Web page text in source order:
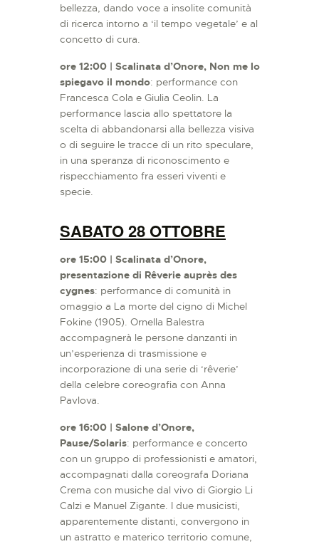
bellezza, dando voce a insolite comunità
di ricerca intorno a ‘il tempo vegetale’ e al
concetto di cura.
ore 12:00 | Scalinata d’Onore, Non me lo
spiegavo il mondo: performance con
Francesca Cola e Giulia Ceolin. La
performance lascia allo spettatore la
scelta di abbandonarsi alla bellezza visiva
o di seguire le tracce di un rito speculare,
in una speranza di riconoscimento e
rispecchiamento fra esseri viventi e
specie.
SABATO 28 OTTOBRE
ore 15:00 | Scalinata d’Onore,
presentazione di Rêverie auprès des
cygnes: performance di comunità in
omaggio a La morte del cigno di Michel
Fokine (1905). Ornella Balestra
accompagnerà le persone danzanti in
un’esperienza di trasmissione e
incorporazione di una serie di ‘rêverie’
della celebre coreografia con Anna
Pavlova.
ore 16:00 | Salone d’Onore,
Pause/Solaris: performance e concerto
con un gruppo di professionisti e amatori,
accompagnati dalla coreografa Doriana
Crema con musiche dal vivo di Giorgio Li
Calzi e Manuel Zigante. I due musicisti,
apparentemente distanti, convergono in
un astratto e materico territorio comune,